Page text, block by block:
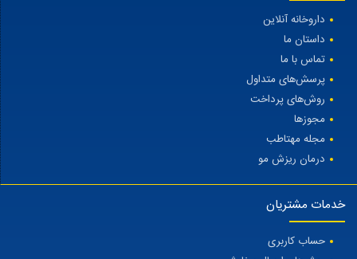
داروخانه آنلاین
داستان ما
تماس با ما
پرسش‌های متداول
روش‌های پرداخت
مجوزها
مجله مهتاطب
درمان ریزش مو
خدمات مشتریان
حساب کاربری